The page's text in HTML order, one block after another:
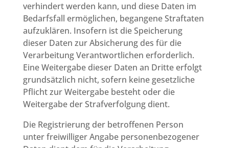
verhindert werden kann, und diese Daten im
Bedarfsfall ermöglichen, begangene Straftaten
aufzuklären. Insofern ist die Speicherung
dieser Daten zur Absicherung des für die
Verarbeitung Verantwortlichen erforderlich.
Eine Weitergabe dieser Daten an Dritte erfolgt
grundsätzlich nicht, sofern keine gesetzliche
Pflicht zur Weitergabe besteht oder die
Weitergabe der Strafverfolgung dient.
Die Registrierung der betroffenen Person
unter freiwilliger Angabe personenbezogener